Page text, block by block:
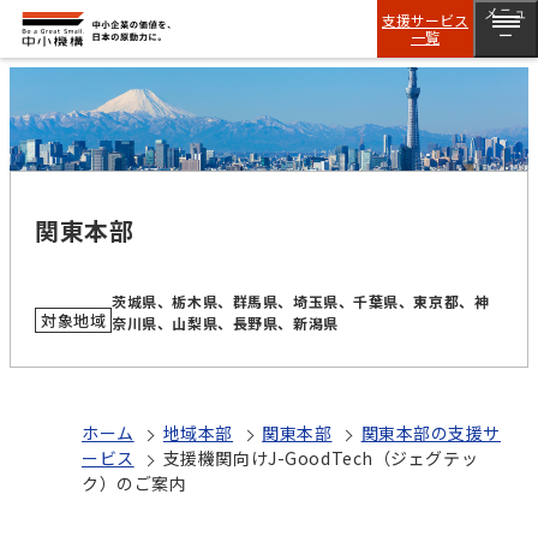
支援サービス
一覧
メニュ
ー
関東本部
対象地域
茨城県、栃木県、群馬県、埼玉県、千葉県、東京都、神
奈川県、山梨県、長野県、新潟県
ホーム 地域本部 関東本部
関東本部の支援サ
ービス
支援機関向けJ-GoodTech（ジェグテッ
ク）のご案内